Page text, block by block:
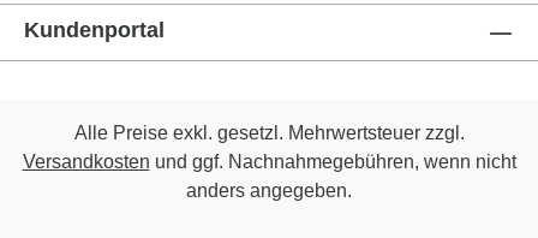
Kundenportal
Alle Preise exkl. gesetzl. Mehrwertsteuer zzgl.
Versandkosten und ggf. Nachnahmegebühren, wenn nicht
anders angegeben.